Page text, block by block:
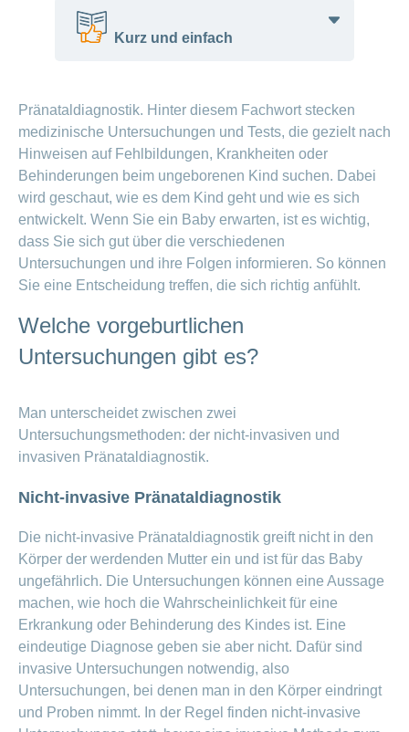
Wochenbett
Schreibaby:
Holen Sie
sich Hilfe
Kurz und einfach
Man kann das Baby vor der Geburt
untersuchen.
Diese Tests zeigen mögliche
Krankheiten an.
Es gibt verschiedene Tests.
Sie sind immer freiwillig.
Eltern können Hilfe und Beratung
bekommen.
Pränataldiagnostik. Hinter diesem Fachwort stecken
medizinische Untersuchungen und Tests, die gezielt nach
Hinweisen auf Fehlbildungen, Krankheiten oder
Behinderungen beim ungeborenen Kind suchen. Dabei
wird geschaut, wie es dem Kind geht und wie es sich
entwickelt. Wenn Sie ein Baby erwarten, ist es wichtig,
dass Sie sich gut über die verschiedenen
Untersuchungen und ihre Folgen informieren. So können
Sie eine Entscheidung treffen, die sich richtig anfühlt.
Welche vorgeburtlichen
Untersuchungen gibt es?
Man unterscheidet zwischen zwei
Untersuchungsmethoden: der nicht-invasiven und
invasiven Pränataldiagnostik.
Nicht-invasive Pränataldiagnostik
Die nicht-invasive Pränataldiagnostik greift nicht in den
Körper der werdenden Mutter ein und ist für das Baby
ungefährlich. Die Untersuchungen können eine Aussage
machen, wie hoch die Wahrscheinlichkeit für eine
Erkrankung oder Behinderung des Kindes ist. Eine
eindeutige Diagnose geben sie aber nicht. Dafür sind
invasive Untersuchungen notwendig, also
Untersuchungen, bei denen man in den Körper eindringt
und Proben nimmt. In der Regel finden nicht-invasive